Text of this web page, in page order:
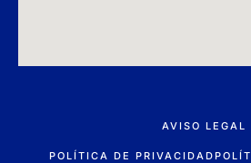
AVISO LEGAL
POLÍTICA DE PRIVACIDAD